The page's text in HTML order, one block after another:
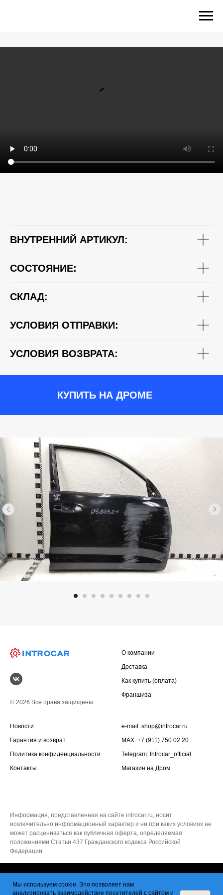
ВНУТРЕННИЙ АРТИКУЛ:
СОСТОЯНИЕ:
СКЛАД:
УСЛОВИЯ ОТПРАВКИ:
УСЛОВИЯ ВОЗВРАТА:
КУПИТЬ НА ДРОМЕ
© 2026 Все права защищены
О компании
Доставка
Как купить (оплата)
Франшиза
Новости
Гарантия и возврат
Политика конфиденциальности
Контакты
e-mail: shop@introcar.ru
MAX: +7 (911) 750 02 20
Telegram: Introcar_official
Магазин на Дром
Информация, представленная на сайте introcar.ru, носит
исключительно информационный характер и ни при каких условиях не
может расцениваться как публичная оферта, определяемая
положениями Статьи 437 Гражданского кодекса Российской
Федерации.
Мы используем cookie. Это позволяет нам
анализировать взаимодействие посетителей с сайтом и
Made on